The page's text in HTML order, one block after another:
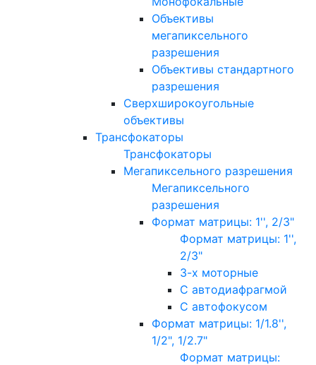
Объективы
мегапиксельного
разрешения
Объективы стандартного
разрешения
Сверхширокоугольные
объективы
Трансфокаторы
Трансфокаторы
Мегапиксельного разрешения
Мегапиксельного
разрешения
Формат матрицы: 1'', 2/3"
Формат матрицы: 1'',
2/3"
3-х моторные
С автодиафрагмой
С автофокусом
Формат матрицы: 1/1.8'',
1/2", 1/2.7"
Формат матрицы: